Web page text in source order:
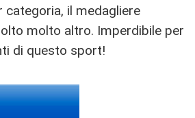
categoria, il medagliere
molto altro. Imperdibile per
di questo sport!